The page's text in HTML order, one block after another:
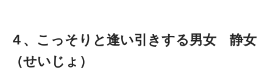
４、こっそりと逢い引きする男女 静女
（せいじょ）